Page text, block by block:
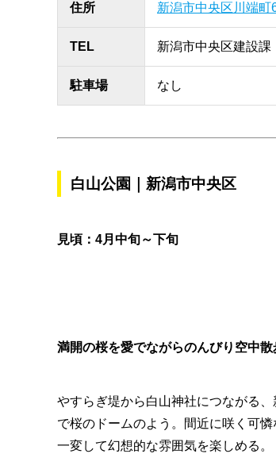
住所 新潟市中央区川端町
TEL 新潟市中央区建設課
駐車場 なし
白山公園｜新潟市中央区
見頃：4月中旬～下旬
満開の桜を愛でながらのんびり空中散
やすらぎ堤から白山神社につながる
で桜のドームのよう。間近に咲く可
一変して幻想的な雰囲気を楽しめる。